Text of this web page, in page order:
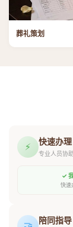
葬礼策划
⚡ 快速办理
专业人员协
✓
快速
陪同指导